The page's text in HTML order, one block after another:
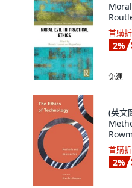
首購
2%
免運
(英文
首購
2%